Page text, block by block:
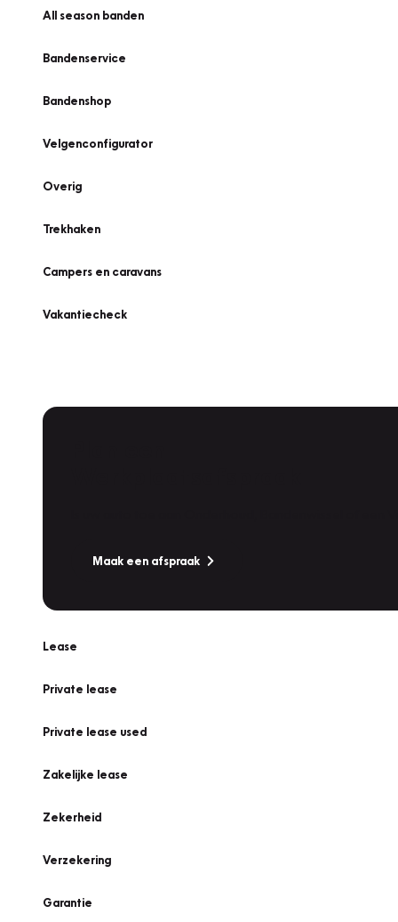
All season banden
Bandenservice
Bandenshop
Velgenconfigurator
Overig
Trekhaken
Campers en caravans
Vakantiecheck
Maak een afspraak
Lease
Private lease
Private lease used
Zakelijke lease
Zekerheid
Verzekering
Garantie